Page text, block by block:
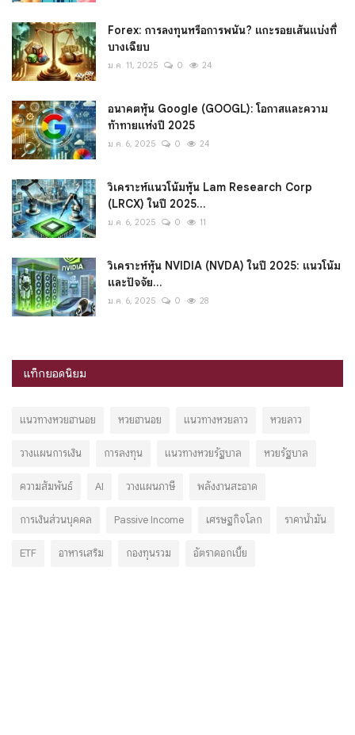
Forex: การลงทุนหรือการพนัน? แกะรอยเส้นแบ่งที่
บางเฉียบ
ม.ค. 11, 2025 0 24
อนาคตหุ้น Google (GOOGL): โอกาสและความ
ท้าทายแห่งปี 2025
ม.ค. 6, 2025 0 24
วิเคราะห์แนวโน้มหุ้น Lam Research Corp
(LRCX) ในปี 2025...
ม.ค. 6, 2025 0 11
วิเคราะห์หุ้น NVIDIA (NVDA) ในปี 2025: แนวโน้ม
และปัจจัย...
ม.ค. 6, 2025 0 28
แท็กยอดนิยม
แนวทางหวยฮานอย หวยฮานอย แนวทางหวยลาว หวยลาว
วางแผนการเงิน การลงทุน แนวทางหวยรัฐบาล หวยรัฐบาล
ความสัมพันธ์ AI วางแผนภาษี พลังงานสะอาด
การเงินส่วนบุคคล Passive Income เศรษฐกิจโลก ราคาน้ำมัน
ETF อาหารเสริม กองทุนรวม อัตราดอกเบี้ย